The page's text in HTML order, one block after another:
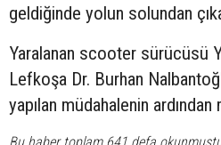
geldiğinde yolun solundan
Yaralanan scooter sürücüsü
Lefkoşa Dr. Burhan
yapılan müdahalenin ardından